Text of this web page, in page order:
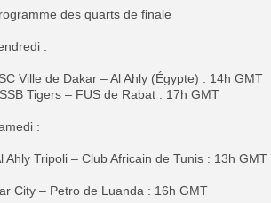
des quarts de finale
:
Ville de Dakar – Al Ahly (Égypte) : 14h GMT
Tigers – FUS de Rabat : 17h GMT
:
Ahly Tripoli – Club Africain de Tunis : 13h GMT
City – Petro de Luanda : 16h GMT